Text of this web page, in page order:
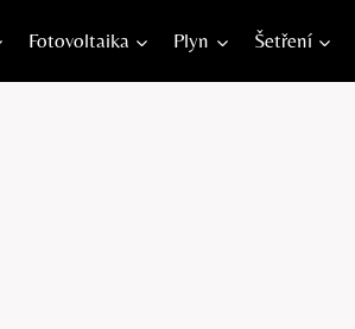
Fotovoltaika Plyn Šetření